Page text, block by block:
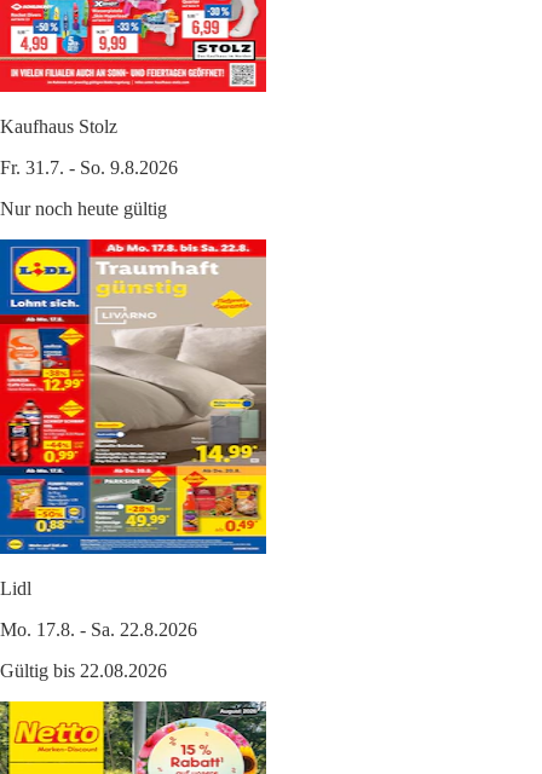
Kaufhaus Stolz
Fr. 31.7. - So. 9.8.2026
Nur noch heute gültig
Lidl
Mo. 17.8. - Sa. 22.8.2026
Gültig bis 22.08.2026